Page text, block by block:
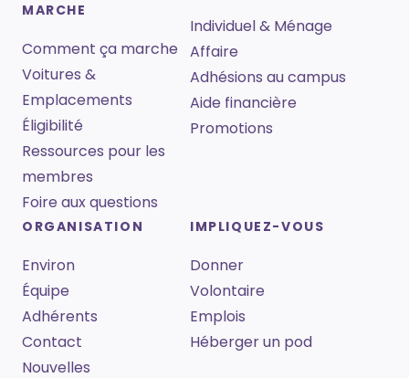
MARCHE
Comment ça marche
Voitures &
Emplacements
Éligibilité
Ressources pour les
membres
Foire aux questions
Individuel & Ménage
Affaire
Adhésions au campus
Aide financière
Promotions
ORGANISATION
Environ
Équipe
Adhérents
Contact
Nouvelles
IMPLIQUEZ-VOUS
Donner
Volontaire
Emplois
Héberger un pod